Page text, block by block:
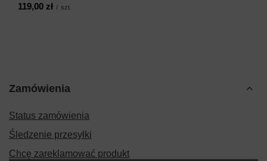
119,00 zł / szt.
Zamówienia
Status zamówienia
Śledzenie przesyłki
Chcę zareklamować produkt